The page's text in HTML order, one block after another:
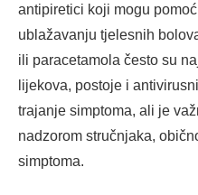
antipiretici koji mogu
ublažavanju tjelesnih
ili paracetamola često su
lijekova, postoje i
trajanje simptoma, ali je
nadzorom stručnjaka,
simptoma.